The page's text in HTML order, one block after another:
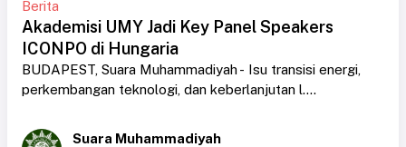
Berita
Akademisi UMY Jadi Key Panel Speakers
ICONPO di Hungaria
BUDAPEST, Suara Muhammadiyah - Isu transisi energi,
perkembangan teknologi, dan keberlanjutan l....
Suara Muhammadiyah